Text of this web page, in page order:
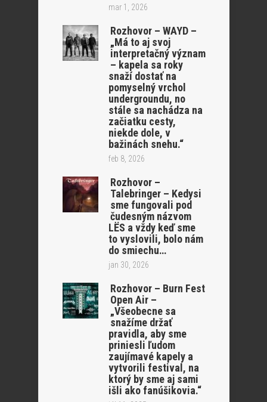
mar 1, 2026
Rozhovor – WAYD –
„Má to aj svoj
interpretačný význam
– kapela sa roky
snaží dostať na
pomyselný vrchol
undergroundu, no
stále sa nachádza na
začiatku cesty,
niekde dole, v
bažinách snehu.“
feb 8, 2026
Rozhovor –
Talebringer – Kedysi
sme fungovali pod
čudesným názvom
LËS a vždy keď sme
to vyslovili, bolo nám
do smiechu…
jan 30, 2026
Rozhovor – Burn Fest
Open Air –
„Všeobecne sa
snažíme držať
pravidla, aby sme
priniesli ľudom
zaujímavé kapely a
vytvorili festival, na
ktorý by sme aj sami
išli ako fanúšikovia.“